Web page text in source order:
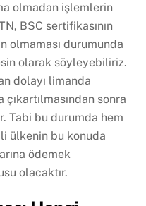
olmadan işlemlerin
BSC sertifikasının
olmaması durumunda
olarak söyleyebiliriz.
dolayı limanda
sonra
Tabi bu durumda hem
ülkenin bu konuda
ödemek
olacaktır.